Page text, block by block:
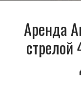
Аренда
стрелой